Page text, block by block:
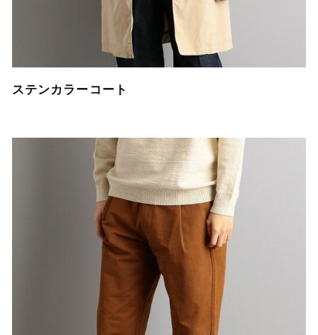
ステンカラーコート